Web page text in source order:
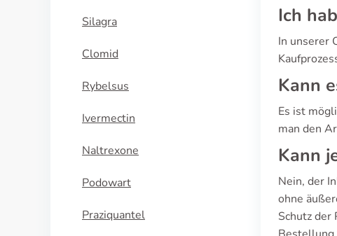
Silagra
Clomid
Rybelsus
Ivermectin
Naltrexone
Podowart
Praziquantel
Ich
In unserer
Kann
Es ist
man den
Kann
Nein, der
ohne
Schutz